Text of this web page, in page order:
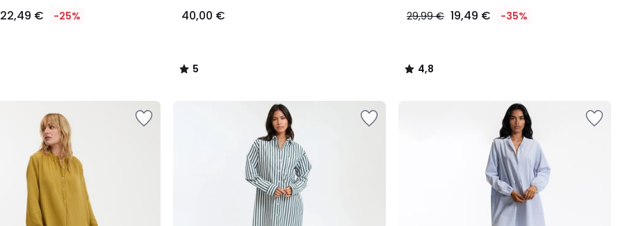
22,49 € -25% 40,00 €
5
/
29,99 € 19,49 € -35%
4,8
/